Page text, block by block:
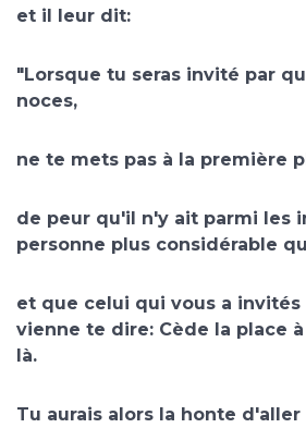
et il leur dit:
"Lorsque tu seras invité par
noces,
ne te mets pas à la première
de peur qu'il n'y ait parmi les
personne plus considérable
et que celui qui vous a
vienne te dire: Cède la place
là.
Tu aurais alors la honte